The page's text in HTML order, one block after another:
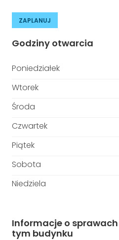
ZAPLANUJ
Godziny otwarcia
Poniedziałek
Wtorek
Środa
Czwartek
Piątek
Sobota
Niedziela
Informacje o sprawach
tym budynku